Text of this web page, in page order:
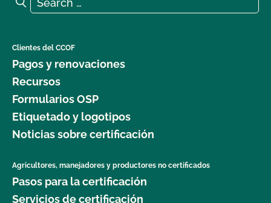
Clientes del CCOF
Pagos y renovaciones
Recursos
Formularios OSP
Etiquetado y logotipos
Noticias sobre certificación
Agricultores, manejadores y productores no certificados
Pasos para la certificación
Servicios de certificación